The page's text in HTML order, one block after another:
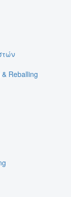
Reballing